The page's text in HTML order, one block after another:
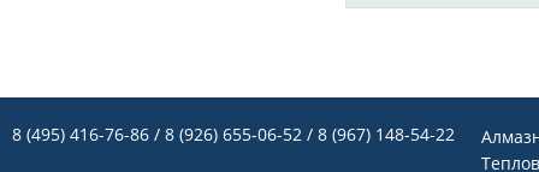
8 (495) 416-76-86 / 8 (926) 655-06-52 / 8 (967) 148-54-22